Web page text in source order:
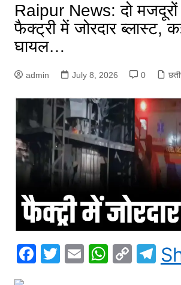
Raipur News: दो मजदूरों
फैक्ट्री में जोरदार ब्लास्ट,
घायल…
admin July 8, 2026 0
F T E W C T
el